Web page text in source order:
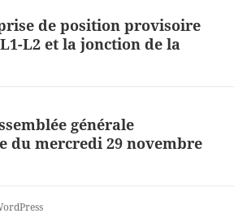
de position provisoire
L1-L2 et la jonction de la
générale
du mercredi 29 novembre